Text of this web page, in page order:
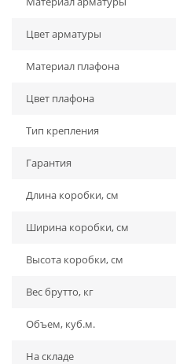
Цвет арматуры
Материал плафона
Цвет плафона
Тип крепления
Гарантия
Длина коробки, см
Ширина коробки, см
Высота коробки, см
Вес брутто, кг
Объем, куб.м.
На складе